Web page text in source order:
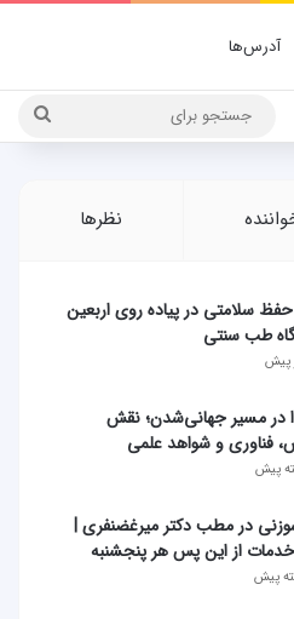
آدرس‌ها
نظرها
حفظ سلامتی در پیاده روی اربعین
طب سنتی
در مسیر جهانی‌شدن؛ نقش
فناوری و شواهد علمی
در مطب دکتر میرغضنفری |
از این پس هر پنجشنبه